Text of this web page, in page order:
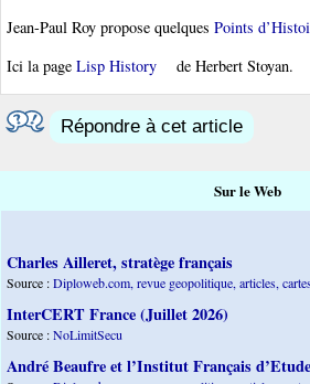
Jean-Paul Roy propose quelques Points
Ici la page Lisp History de Herbert Stoyan.
Répondre à cet article
Sur le Web
Charles Ailleret, stratège français
Source :Diploweb.com, revue geopolitique, articles,
InterCERT France (Juillet 2026)
Source :NoLimitSecu
André Beaufre et l’Institut Français